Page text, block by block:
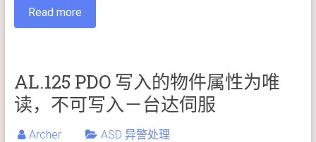
Read more
AL.125 PDO 写入的物件属性为唯
读，不可写入－台达伺服
Archer ASD 异警处理